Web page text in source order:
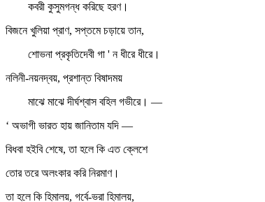
কবরী কুসুমগন্ধ করিছে হরণ।
বিজনে খুলিয়া প্রাণ, সপ্তমে চড়ায়ে তান,
শোভনা প্রকৃতিদেবী গা ' ন ধীরে ধীরে।
নলিনী-নয়নদ্বয়, প্রশান্ত বিষাদময়
মাঝে মাঝে দীর্ঘশ্বাস বহিল গভীরে। —
‘ অভাগী ভারত হায় জানিতাম যদি —
বিধবা হইবি শেষে, তা হলে কি এত ক্লেশে
তোর তরে অলংকার করি নিরমাণ।
তা হলে কি হিমালয়, গর্বে-ভরা হিমালয়,